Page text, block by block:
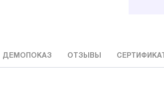
ДЕМОПОКАЗ ОТЗЫВЫ СЕРТИФИКАТ